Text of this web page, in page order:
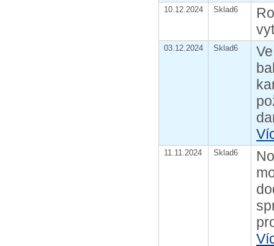
10.12.2024 Sklad6
03.12.2024 Sklad6
11.11.2024 Sklad6